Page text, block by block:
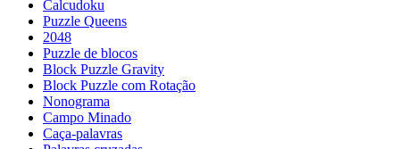
Calcudoku
Puzzle Queens
2048
Puzzle de blocos
Block Puzzle Gravity
Block Puzzle com Rotação
Nonograma
Campo Minado
Caça-palavras